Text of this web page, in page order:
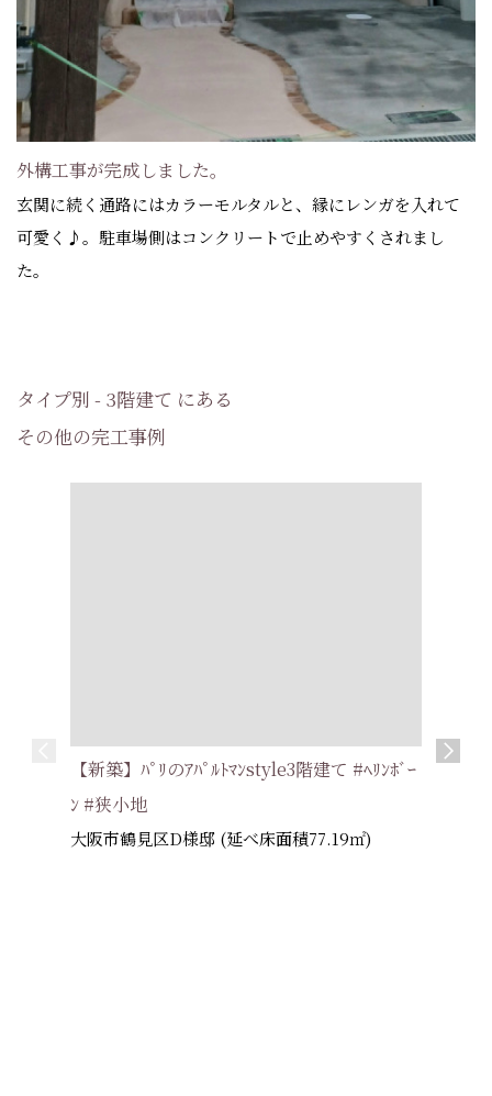
外構工事が完成しました。
玄関に続く通路にはカラーモルタルと、縁にレンガを入れて
可愛く♪。駐車場側はコンクリートで止めやすくされまし
た。
タイプ別 - 3階建て にある
その他の完工事例
【新築】ﾊﾟﾘのｱﾊﾟﾙﾄﾏﾝstyle3階建て #ﾍﾘﾝﾎﾞｰ
ﾝ #狭小地
大阪市鶴見区D様邸 (延べ床面積77.19㎡)